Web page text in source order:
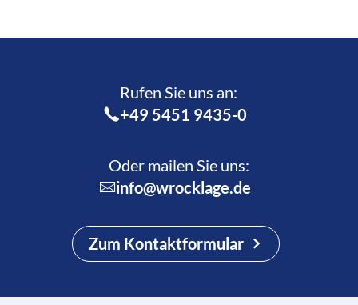
Rufen Sie uns an:­
+49 5451 9435-0
Oder mailen Sie uns:
info@wrocklage.de
Zum Kontaktformular